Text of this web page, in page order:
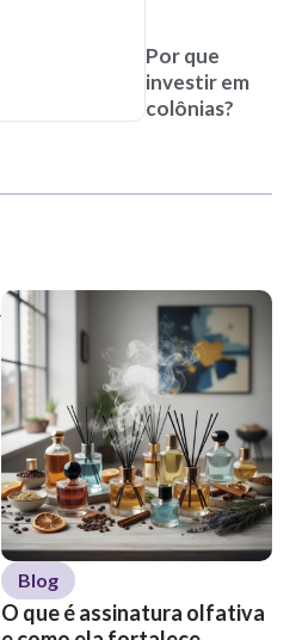
Por que
investir em
colônias?
Blog
O que é assinatura olfativa